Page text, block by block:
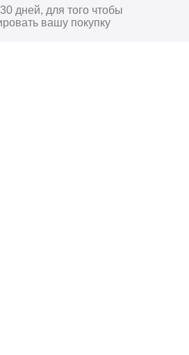
дней, для того чтобы
вашу покупку